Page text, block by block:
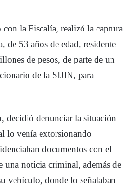
la Fiscalía, realizó la captura
de 53 años de edad, residente
de pesos, de parte de un
de la SIJIN, para
decidió denunciar la situación
lo venía extorsionando
documentos con el
una noticia criminal, además de
vehículo, donde lo señalaban